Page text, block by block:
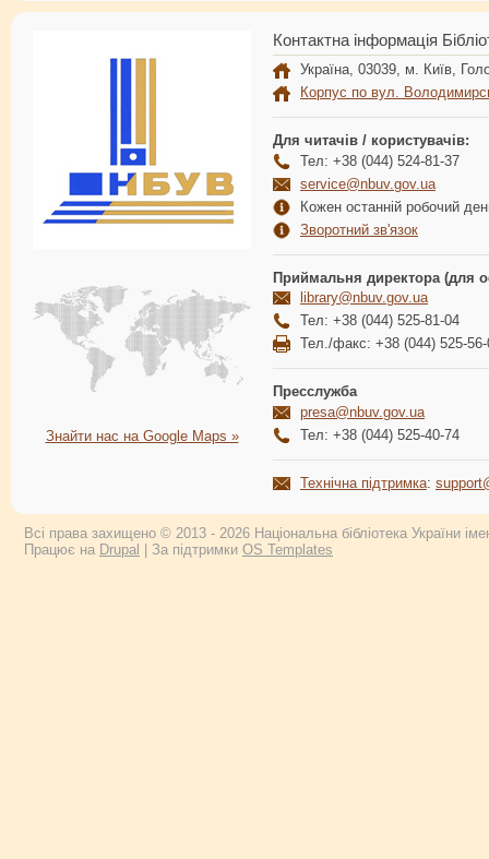
Знайти нас на Google Maps »
Контактна інформація
Україна, 03039, м. Київ,
Корпус по вул.
Для читачів / користувачів:
Тел: +38 (044) 524-81-37
service@nbuv.gov.ua
Кожен останній робочий
Зворотний зв'язок
Приймальня директора (для
library@nbuv.gov.ua
Тел: +38 (044) 525-81-04
Тел./факс: +38 (044) 525-56-
Пресслужба
presa@nbuv.gov.ua
Тел: +38 (044) 525-40-74
Технічна підтримка:
Всі права захищено © 2013 - 2026 Національна бібліотека України
Працює на Drupal | За підтримки OS Templates